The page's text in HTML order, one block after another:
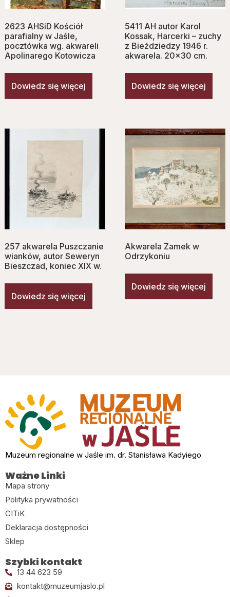
2623 AHSiD Kościół
parafialny w Jaśle,
pocztówka wg. akwareli
Apolinarego Kotowicza
Dowiedz się więcej
5411 AH autor Karol
Kossak, Harcerki – zuchy
z Bieździedzy 1946 r.
akwarela. 20×30 cm.
Dowiedz się więcej
257 akwarela Puszczanie
wianków, autor Seweryn
Bieszczad, koniec XIX w.
Dowiedz się więcej
Akwarela Zamek w
Odrzykoniu
Dowiedz się więcej
Muzeum regionalne w Jaśle im. dr. Stanisława Kadyiego
Ważne Linki
Mapa strony
Polityka prywatności
CITiK
Deklaracja dostępności
Sklep
Szybki kontakt
13 44 623 59
kontakt@muzeumjaslo.pl